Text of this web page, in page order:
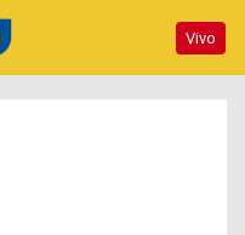
Vivo